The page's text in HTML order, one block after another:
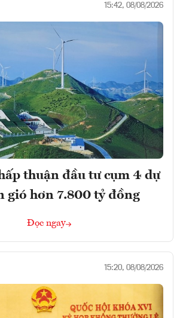
15:42, 08/08/2026
thuận đầu tư cụm 4 dự
gió hơn 7.800 tỷ đồng
Đọc ngay
15:20, 08/08/2026